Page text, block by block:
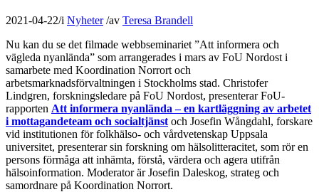
2021-04-22/i Nyheter /av Teresa Brandell
Nu kan du se det filmade webbseminariet ”Att informera och
vägleda nyanlända” som arrangerades i mars av FoU Nordost i
samarbete med Koordination Norrort och
arbetsmarknadsförvaltningen i Stockholms stad. Christofer
Lindgren, forskningsledare på FoU Nordost, presenterar FoU-
rapporten Att informera nyanlända – en kartläggning av arbetet
i mottagandeteam och socialtjänst och Josefin Wångdahl, forskare
vid institutionen för folkhälso- och vårdvetenskap Uppsala
universitet, presenterar sin forskning om hälsolitteracitet, som rör en
persons förmåga att inhämta, förstå, värdera och agera utifrån
hälsoinformation. Moderator är Josefin Daleskog, strateg och
samordnare på Koordination Norrort.